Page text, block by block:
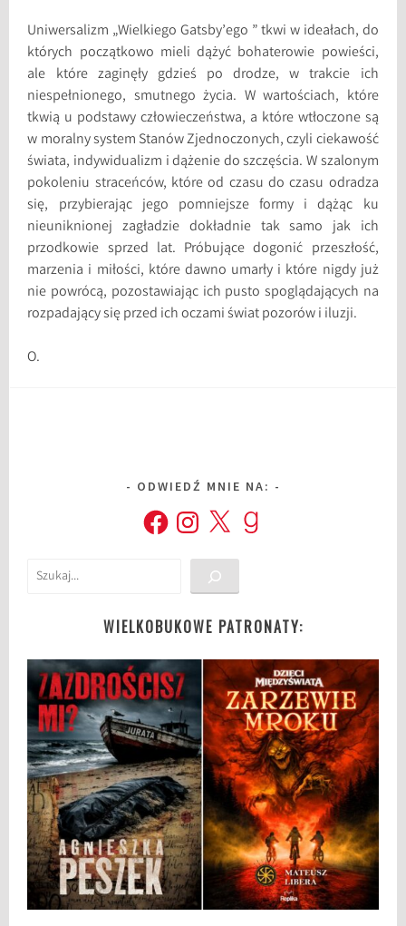
Uniwersalizm „Wielkiego Gatsby’ego ” tkwi w ideałach, do
których początkowo mieli dążyć bohaterowie powieści,
ale które zaginęły gdzieś po drodze, w trakcie ich
niespełnionego, smutnego życia. W wartościach, które
tkwią u podstawy człowieczeństwa, a które wtłoczone są
w moralny system Stanów Zjednoczonych, czyli ciekawość
świata, indywidualizm i dążenie do szczęścia. W szalonym
pokoleniu straceńców, które od czasu do czasu odradza
się, przybierając jego pomniejsze formy i dążąc ku
nieuniknionej zagładzie dokładnie tak samo jak ich
przodkowie sprzed lat. Próbujące dogonić przeszłość,
marzenia i miłości, które dawno umarły i które nigdy już
nie powrócą, pozostawiając ich pusto spoglądających na
rozpadający się przed ich oczami świat pozorów i iluzji.
O.
ODWIEDŹ MNIE NA:
FacebookInstagram
X Goodreads
Szukaj
WIELKOBUKOWE PATRONATY: